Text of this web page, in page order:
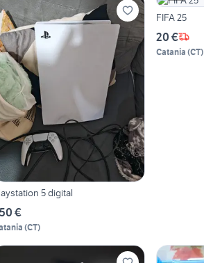
5 digital
€
(CT)
FIFA 25
20 €
Catania (CT)